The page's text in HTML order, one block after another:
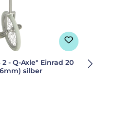
2 - Q-Axle" Einrad 20
silber